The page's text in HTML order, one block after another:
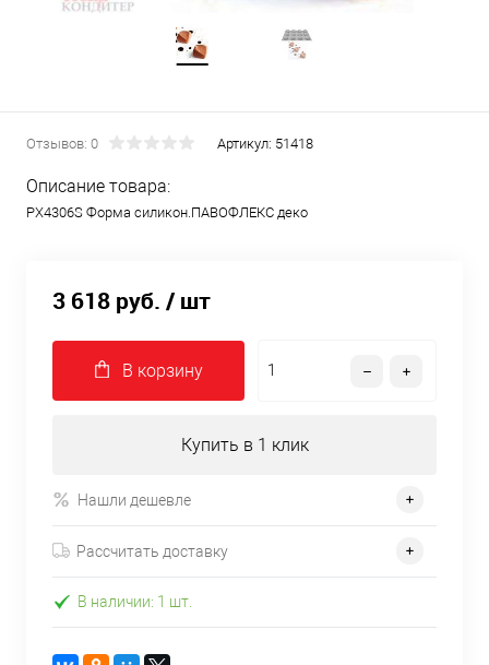
Отзывов: 0 Артикул: 51418
Описание товара:
PX4306S Форма силикон.ПАВОФЛЕКС деко
3 618 руб. / шт
В корзину
Купить в 1 клик
Нашли дешевле
Рассчитать доставку
В наличии: 1 шт.